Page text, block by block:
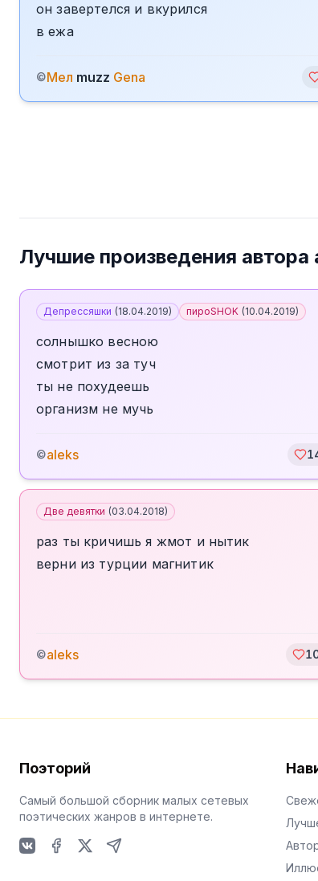
он завертелся и вкурился
в ежа
©Мел muzz Gena
Лучшие произведения автора
Депрессяшки (18.04.2019) пироSHOK (10.04.2019)
солнышко весною
смотрит из за туч
ты не похудеешь
организм не мучь
©aleks
Две девятки (03.04.2018)
раз ты кричишь я жмот и нытик
верни из турции магнитик
©aleks
Поэторий
Самый большой сборник малых сетевых
поэтических жанров в интернете.